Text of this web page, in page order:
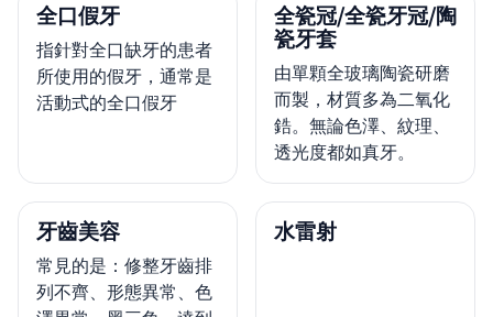
全口假牙
指針對全口缺牙的患者
所使用的假牙，通常是
活動式的全口假牙
全瓷冠/全瓷牙冠/陶
瓷牙套
由單顆全玻璃陶瓷研磨
而製，材質多為二氧化
鋯。無論色澤、紋理、
透光度都如真牙。
牙齒美容
常見的是：修整牙齒排
列不齊、形態異常、色
水雷射